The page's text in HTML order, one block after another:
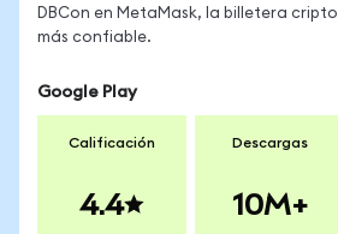
DBCon en MetaMask, la billetera cripto
más confiable.
Google Play
Calificación
4.4
Descargas
10M+